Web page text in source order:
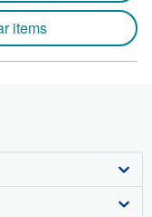
items